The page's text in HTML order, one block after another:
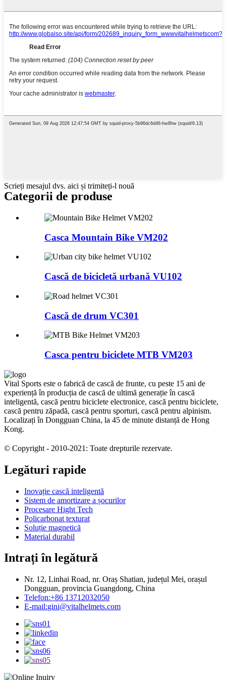
Scrieți mesajul dvs. aici și trimiteți-l nouă
Categorii de produse
Casca Mountain Bike VM202
Cască de bicicletă urbană VU102
Cască de drum VC301
Casca pentru biciclete MTB VM203
Vital Sports este o fabrică de cască de frunte, cu peste 15 ani de
experiență în producția de cască de ultimă generație în cască
inteligentă, cască pentru biciclete electronice, cască pentru biciclete,
cască pentru zăpadă, cască pentru sporturi, cască pentru alpinism.
Localizați în Dongguan China, la 45 de minute distanță de Hong
Kong.
© Copyright - 2010-2021: Toate drepturile rezervate.
Legături rapide
Inovație cască inteligentă
Sistem de amortizare a șocurilor
Procesare Hight Tech
Policarbonat texturat
Soluție magnetică
Material durabil
Intrați în legătură
Nr. 12, Linhai Road, nr. Oraș Shatian, județul Mei, orașul
Dongguan, provincia Guangdong, China
Telefon:+86 13712032050
E-mail:gini@vitalhelmets.com